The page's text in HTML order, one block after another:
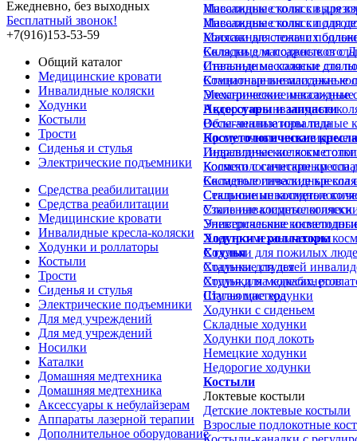
Ежедневно, без выходных
Бесплатный звонок!
+7(916)153-53-59
Общий каталог
Медицинские кровати
Инвалидные коляски
Ходунки
Костыли
Трости
Сиденья и стулья
Электрические подъемники
Средства реабилитации
Средства реабилитации
Медицинские кровати
Инвалидные кресла-коляски
Ходунки и роллаторы
Костыли
Трости
Сиденья и стулья
Электрические подъемники
Для мед учреждений
Для мед учреждений
Носилки
Каталки
Домашняя медтехника
Домашняя медтехника
Аксессуары к небулайзерам
Аппараты лазерной терапии
Дополнительное оборудование
Инвалидные коляски для
Инвалидные коляски для
Коляски для лежачих
Коляски для подростков с
Инвалидные коляски для
Комнатные инвалидные
Механические инвалидные
Недорогие инвалидные
Облегченные инвалидные
Прогулочные инвалидные
Инвалидные коляски с
Коляски с санитарным
Складные инвалидные
Стальные инвалидные
Узкие инвалидные коляски
Универсальные
Ходунки и роллаторы
Ходунки для пожилых
Ходунки для детей
Ходунки на колесах,
Шагающие ходунки
Ходунки с сиденьем
Складные ходунки
Ходунки под локоть
Немецкие ходунки
Недорогие ходунки
Костыли
Локтевые костыли
Детские локтевые костыли
Взрослые подлокотные
Массажные столы с
Массажные столы с
Массажные столы с
Складные массажные столы
Стальные массажные столы
Стационарные массажные
Электрические массажные
Аксессуары и запчасти
Весы-анализаторы тела
Косметологические кресла
Гидравлические
Косметологические кресла
Косметологические кресла
Секционные
Стальные
Электрические
Электро-механические
Стулья
Стальные стулья
Стулья для медкабинетов
Стулья мастера